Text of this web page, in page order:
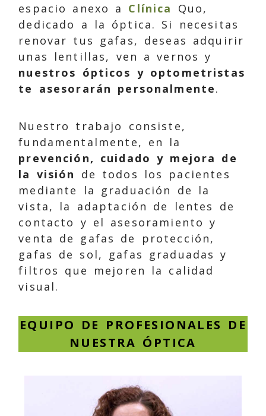
espacio anexo a Clínica Quo,
dedicado a la óptica. Si necesitas
renovar tus gafas, deseas adquirir
unas lentillas, ven a vernos y
nuestros ópticos y optometristas
te asesorarán personalmente.
Nuestro trabajo consiste,
fundamentalmente, en la
prevención, cuidado y mejora de
la visión
de todos los pacientes
mediante la graduación de la
vista, la adaptación de lentes de
contacto y el asesoramiento y
venta de gafas de protección,
gafas de sol, gafas graduadas y
filtros que mejoren la calidad
visual.
EQUIPO DE PROFESIONALES DE
NUESTRA ÓPTICA